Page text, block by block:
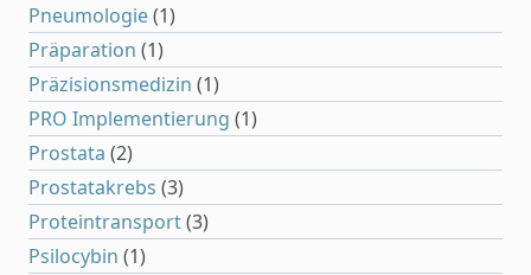
Pneumologie(1)
Präparation (1)
Präzisionsmedizin (1)
PRO Implementierung (1)
Prostata (2)
Prostatakrebs (3)
Proteintransport(3)
Psilocybin (1)